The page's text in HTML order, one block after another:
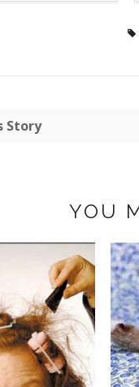
Story
YOU